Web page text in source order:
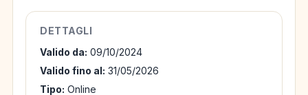
DETTAGLI
Valido da: 09/10/2024
Valido fino al: 31/05/2026
Tipo: Online